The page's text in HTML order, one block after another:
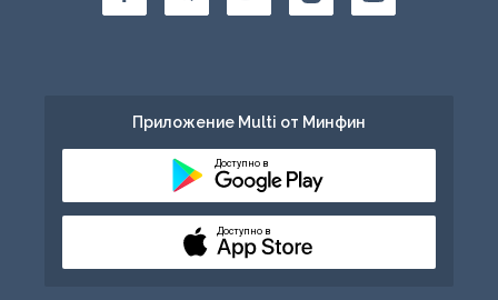
Приложение Multi от Минфин
Доступно в
Доступно в